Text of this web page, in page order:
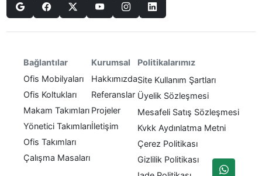
Bağlantılar
Ofis Mobilyaları
Ofis Koltukları
Makam Takımları
Yönetici Takımları
Ofis Takımları
Çalışma Masaları
Kurumsal
Hakkımızda
Referanslar
Projeler
İletişim
Politikalarımız
Site Kullanım Şartları
Üyelik Sözleşmesi
Mesafeli Satış Sözleşmesi
Kvkk Aydınlatma Metni
Çerez Politikası
Gizlilik Politikası